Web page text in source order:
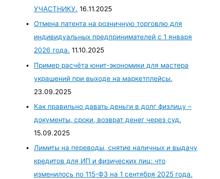
УЧАСТНИКУ. 16.11.2025
Отмена патента на розничную торговлю для
индивидуальных предпринимателей с 1 января
2026 года. 11.10.2025
Пример расчёта юнит-экономики для мастера
украшений при выходе на маркетплейсы.
23.09.2025
Как правильно давать деньги в долг физлицу –
документы, сроки, возврат денег через суд.
15.09.2025
Лимиты на переводы, снятие наличных и выдачу
кредитов для ИП и физических лиц: что
изменилось по 115-ФЗ на 1 сентября 2025 года.